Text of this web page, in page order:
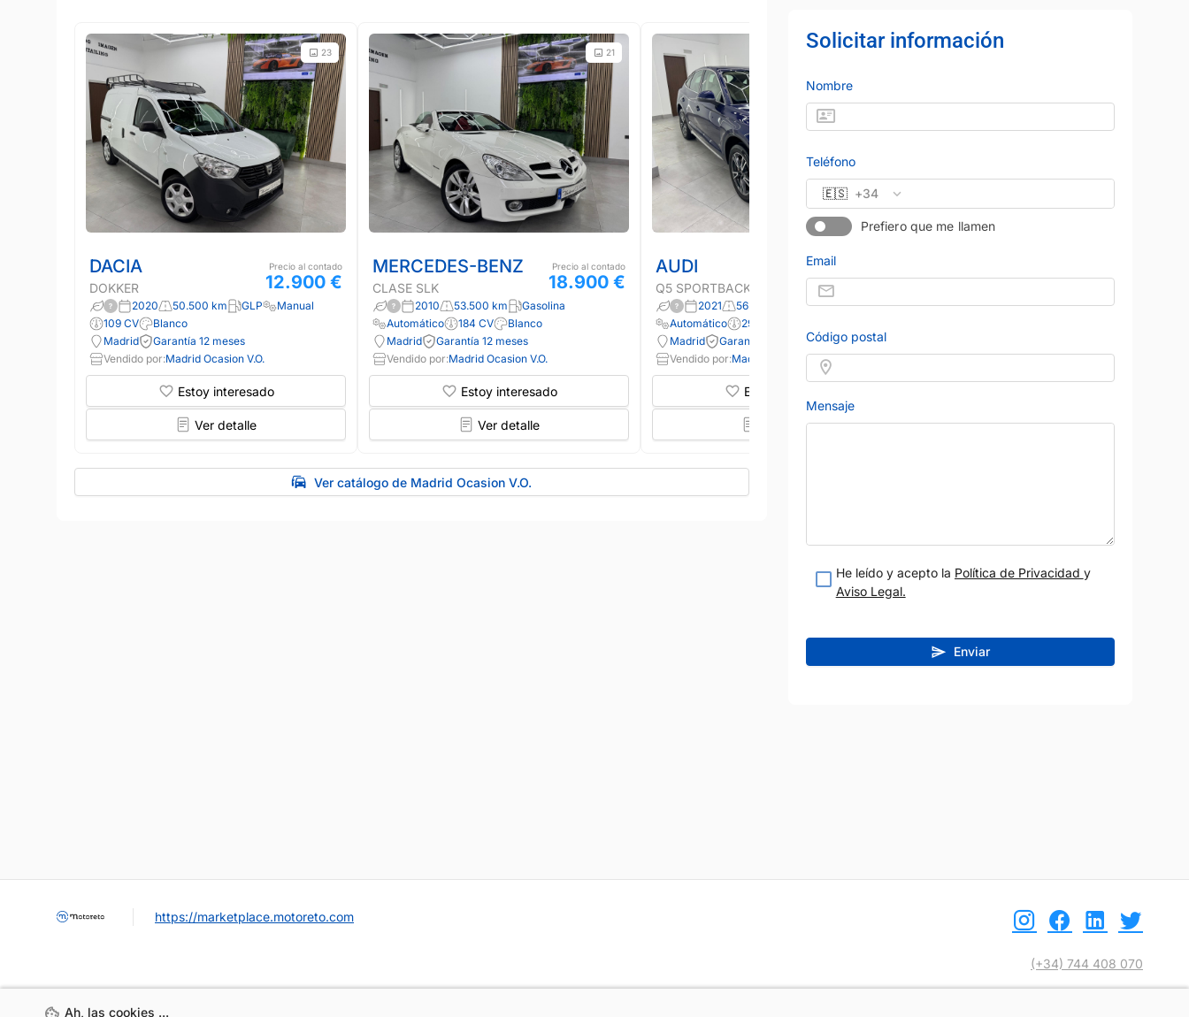
23
DACIA
DOKKER
Precio al contado
12.900 €
2020 50.500 km GLP
Manual
109 CV
Blanco
Madrid
Garantía 12 meses
Vendido por:Madrid Ocasion V.O.
Estoy interesado
Ver detalle
21
MERCEDES-BENZ
CLASE SLK
Precio al contado
18.900 €
2010 53.500 km
Gasolina
Automático
184 CV
Blanco
Madrid
Garantía 12 meses
Vendido por:Madrid Ocasion V.O.
Estoy interesado
Ver detalle
AUDI
Q5 SPORTBACK
Precio al contado
36.900 €
2021 56.000 km
Híbrido enchufable
Automático
299 CV
Madrid
Garantía 12 meses
Vendido por:Madrid Ocasion V.O.
Estoy interesado
Ver detalle
43.900
2023 33.000 km
Eléctrico
Vendido por:Madrid Ocasion V.O.
Ver detalle
Ver catálogo de Madrid Ocasion V.O.
Solicitar información
Nombre
Teléfono
🇪🇸 +34
Prefiero que me llamen
Email
Código postal
Mensaje
He leído y acepto la Política de Privacidad y
Aviso Legal.
Enviar
Ah, las cookies ...
Ah, las cookies ...
https://marketplace.motoreto.com
(+34) 744 408 070
info@motoreto.com